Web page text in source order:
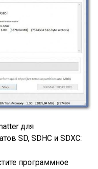
для
SD, SDHC и SDXC:
программное